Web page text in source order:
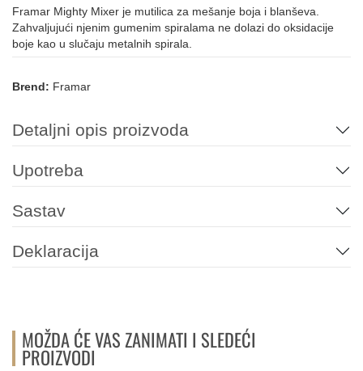
Framar Mighty Mixer je mutilica za mešanje boja i blanševa.
Zahvaljujući njenim gumenim spiralama ne dolazi do oksidacije
boje kao u slučaju metalnih spirala.
Brend: Framar
Detaljni opis proizvoda
Upotreba
Sastav
Deklaracija
MOŽDA ĆE VAS ZANIMATI I SLEDEĆI
PROIZVODI